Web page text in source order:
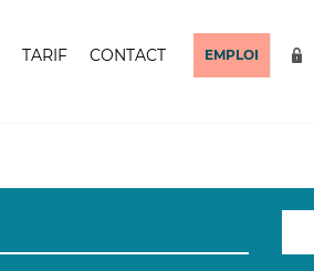
TARIF CONTACT EMPLOI